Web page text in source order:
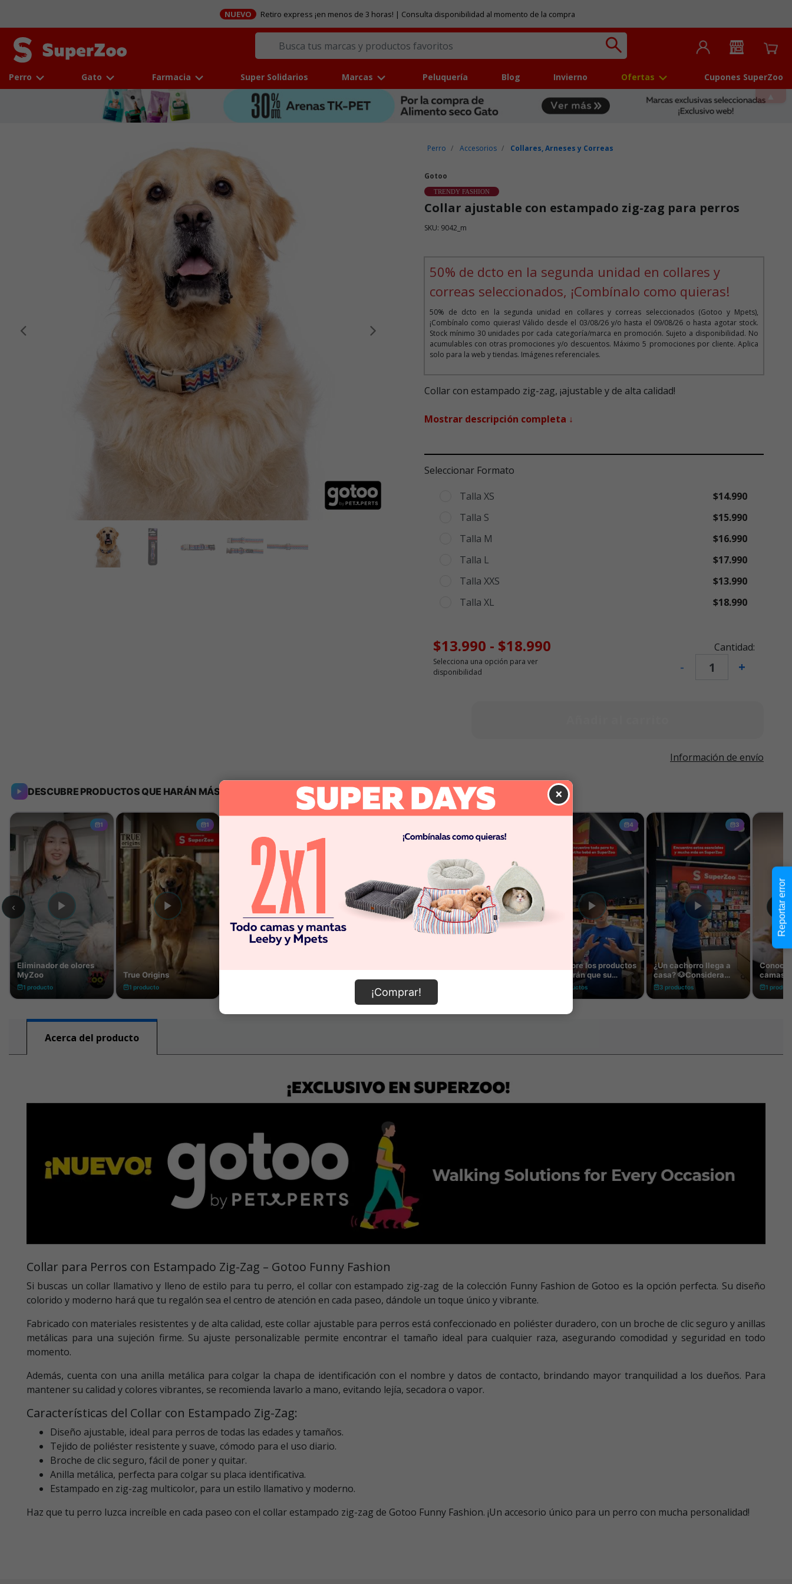
NUEVO Retiro express ¡en menos de 3 horas! | Consulta disponibilidad al momento de la compra
Perro Gato Farmacia Super Solidarios Marcas Peluquería Blog Invierno Ofertas Cupones SuperZoo
Anterior
Perro Accesorios Collares, Arneses y Correas
Gotoo
TRENDY FASHION
Collar ajustable con estampado zig-zag para perros
SKU: 9042_m
50% de dcto en la segunda unidad en collares y
correas seleccionados, ¡Combínalo como quieras!
50% de dcto en la segunda unidad en collares y correas seleccionados (Gotoo y Mpets),
¡Combínalo como quieras! Válido desde el 03/08/26 y/o hasta el 09/08/26 o hasta agotar stock.
Stock mínimo 30 unidades por cada categoría/marca en promoción. Sujeto a disponibilidad. No
acumulables con otras promociones y/o descuentos. Máximo 5 promociones por cliente. Aplica
solo para la web y tiendas. Imágenes referenciales.
Collar con estampado zig-zag, ¡ajustable y de alta calidad!
Mostrar descripción completa ↓
Seleccionar Formato
Talla XS
$14.990
Talla S
$15.990
Talla M
$16.990
Talla L
$17.990
Talla XXS
$13.990
Talla XL
$18.990
Cantidad:
- +
$13.990 - $18.990
Selecciona una opción para ver
disponibilidad
Información de envío
Acerca del producto
Collar para Perros con Estampado Zig-Zag – Gotoo Funny Fashion
Si buscas un collar llamativo y lleno de estilo para tu perro, el collar con estampado zig-zag de la colección Funny Fashion de Gotoo es la opción perfecta. Su diseño
colorido y moderno hará que tu regalón sea el centro de atención en cada paseo, dándole un toque único y vibrante.
Fabricado con materiales resistentes y de alta calidad, este collar ajustable para perros está confeccionado en poliéster duradero, con un broche de clic seguro y anillas
metálicas para una sujeción firme. Su ajuste personalizable permite encontrar el tamaño ideal para cualquier raza, asegurando comodidad y seguridad en todo
momento.
Además, cuenta con una anilla metálica para colgar la chapa de identificación con el nombre y datos de contacto, brindando mayor tranquilidad a los dueños. Para
mantener su calidad y colores vibrantes, se recomienda lavarlo a mano, evitando lejía, secadora o vapor.
Características del Collar con Estampado Zig-Zag:
Diseño ajustable, ideal para perros de todas las edades y tamaños.
Tejido de poliéster resistente y suave, cómodo para el uso diario.
Broche de clic seguro, fácil de poner y quitar.
Anilla metálica, perfecta para colgar su placa identificativa.
Estampado en zig-zag multicolor, para un estilo llamativo y moderno.
Haz que tu perro luzca increíble en cada paseo con el collar estampado zig-zag de Gotoo Funny Fashion. ¡Un accesorio único para un perro con mucha personalidad!
×
¡Comprar!
Reportar error